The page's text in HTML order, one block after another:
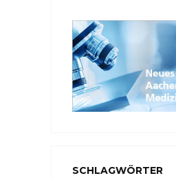
SCHLAGWÖRTER